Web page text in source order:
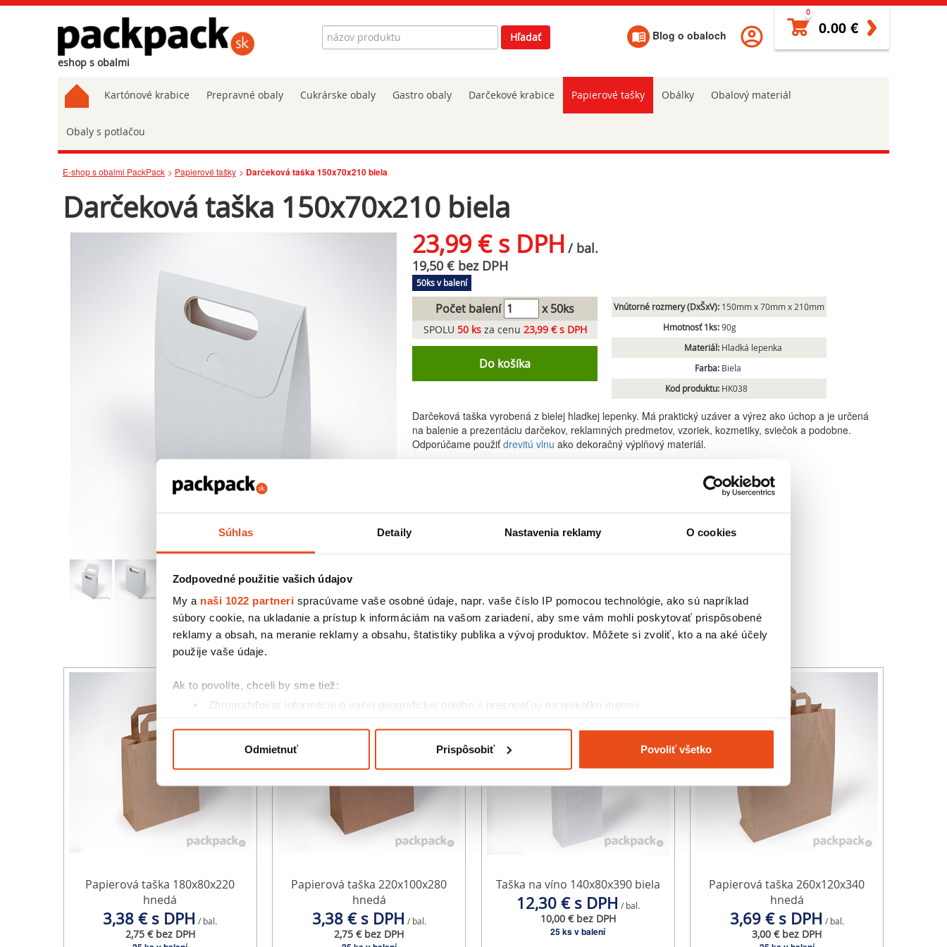
Súhlas Detaily Nastavenia reklamy O cookies
Zodpovedné použitie vašich údajov
My a naši 1022 partneri spracúvame vaše osobné údaje, napr. vaše číslo IP pomocou technológie, ako sú napríklad
súbory cookie, na ukladanie a prístup k informáciám na vašom zariadení, aby sme vám mohli poskytovať prispôsobené
reklamy a obsah, na meranie reklamy a obsahu, štatistiky publika a vývoj produktov. Môžete si zvoliť, kto a na aké účely
použije vaše údaje.
Ak to povolíte, chceli by sme tiež:
Zhromažďovať informácie o vašej geografickej polohe s presnosťou na niekoľko metrov
kedykoľvek zmeniť alebo odvolať cez Vyhlásenie o používaní súborov cookie.
Na prispôsobenie obsahu a reklám, poskytovanie funkcií sociálnych médií a analýzu návštevnosti používame súbory
cookie. Informácie o tom, ako používate naše webové stránky, poskytujeme aj našim partnerom v oblasti sociálnych
médií, inzercie a analýzy. Títo partneri môžu príslušné informácie skombinovať s ďalšími údajmi, ktoré ste im poskytli
alebo ktoré od vás získali, keď ste používali ich služby.
Odmietnuť Prispôsobiť Povoliť všetko
eshop s obalmi
Hľadať Hľadať Blog o obaloch
0
0.00 €
Kartónové krabice Prepravné obaly Cukrárske obaly Gastro obaly Darčekové krabice Papierové tašky Obálky Obalový materiál
Obaly s potlačou
E-shop s obalmi PackPack Papierové tašky Darčeková taška 150x70x210 biela
Darčeková taška 150x70x210 biela
23,99 € s DPH / bal.
19,50 € bez DPH
50ks v balení
Počet balení x 50ks
SPOLU 50ksza cenu 23,99 € s DPH
Do košíka
Vnútorné rozmery (DxŠxV): 150mm x 70mm x 210mm
Hmotnosť 1ks: 90g
Materiál: Hladká lepenka
Farba: Biela
Kod produktu: HK038
Darčeková taška vyrobená z bielej hladkej lepenky. Má praktický uzáver a výrez ako úchop a je určená
na balenie a prezentáciu darčekov, reklamných predmetov, vzoriek, kozmetiky, sviečok a podobne.
Odporúčame použiťdrevitú vlnu ako dekoračný výplňový materiál.
Podobné produkty
Papierová taška 180x80x220
hnedá
3,38 € s DPH / bal.
2,75 € bez DPH
Papierová taška 220x100x280
hnedá
3,38 € s DPH / bal.
2,75 € bez DPH
Taška na víno 140x80x390 biela
12,30 € s DPH / bal.
10,00 € bez DPH
25 ks v balení
Papierová taška 260x120x340
hnedá
3,69 € s DPH / bal.
3,00 € bez DPH